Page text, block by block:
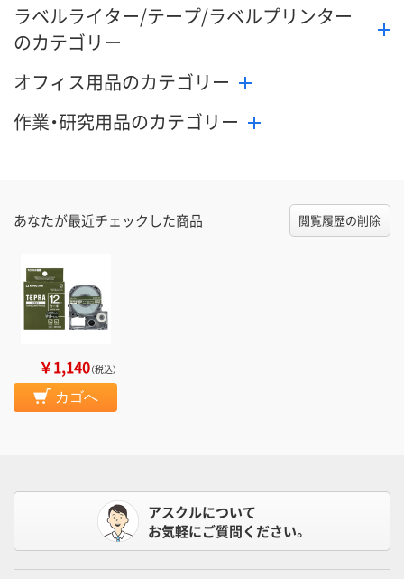
ラベルライター/テープ/ラベルプリンター
のカテゴリー
オフィス用品のカテゴリー
作業・研究用品のカテゴリー
あなたが最近チェックした商品 閲覧履歴の削除
￥1,140（税込）
カゴへ
アスクルについて
お気軽にご質問ください。